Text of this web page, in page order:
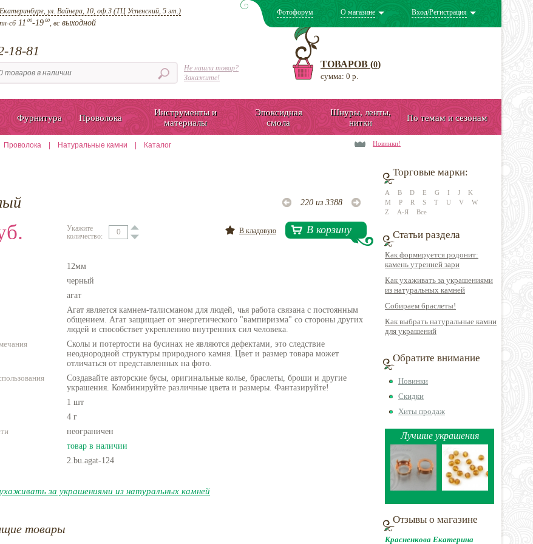
Екатеринбург, ул. Вайнера, 10, оф.3 (ТЦ Успенский, 5 эт.)
пн-сб11 00-19 00, всвыходной
18-81
Не нашли товар?
Закажите!
Фотофорум О магазине Вход/Регистрация
ТОВАРОВ (0)
сумма: 0 р.
Фурнитура Проволока
Инструменты и
материалы
Эпоксидная
смола
Шнуры, ленты,
нитки
По темам и сезонам
Проволока Натуральные камни Каталог Новинки!
220 из 3388
Укажите
количество:
В корзину
В кладовую
12мм
черный
агат
Агат является камнем-талисманом для людей, чья работа связана с постоянным
общением. Агат защищает от энергетического "вампиризма" со стороны других
людей и способствет укреплению внутренних сил человека.
Сколы и потертости на бусинах не являются дефектами, это следствие
неоднородной структуры природного камня. Цвет и размер товара может
отличаться от представленных на фото.
Создавайте авторские бусы, оригинальные колье, браслеты, броши и другие
украшения. Комбинируйте различные цвета и размеры. Фантазируйте!
1 шт
4 г
неограничен
товар в наличии
2.bu.agat-124
за украшениями из натуральных камней
товары
Торговые марки:
A B D E G I J
K
M
P R S T U V
W
Z
А-Я Все
Статьи раздела
Как формируется родонит:
камень утренней зари
Как ухаживать за украшениями
из натуральных камней
Собираем браслеты!
Как выбрать натуральные камни
для украшений
Обратите внимание
Новинки
Скидки
Хиты продаж
Лучшие украшения
Отзывы о магазине
Красненкова Екатерина